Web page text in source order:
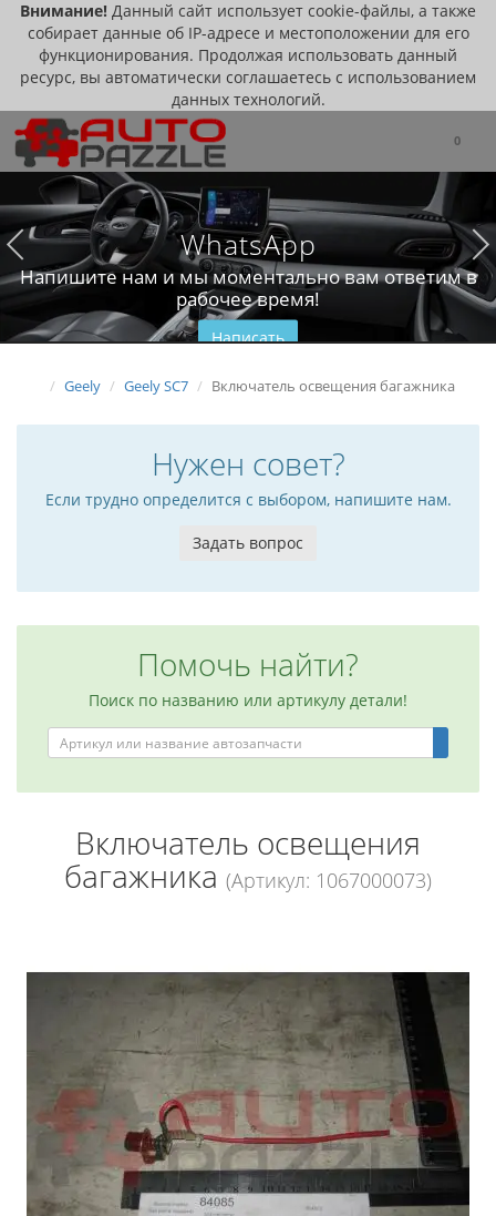
Внимание! Данный сайт использует cookie-файлы, а также
собирает данные об IP-адресе и местоположении для его
функционирования. Продолжая использовать данный
ресурс, вы автоматически соглашаетесь с использованием
данных технологий.
0
WhatsApp
Напишите нам и мы моментально вам ответим в
рабочее время!
Написать
Geely Geely SC7 Включатель освещения багажника
Нужен совет?
Если трудно определится с выбором, напишите нам.
Задать вопрос
Помочь найти?
Поиск по названию или артикулу детали!
Включатель освещения
багажника (Артикул: 1067000073)